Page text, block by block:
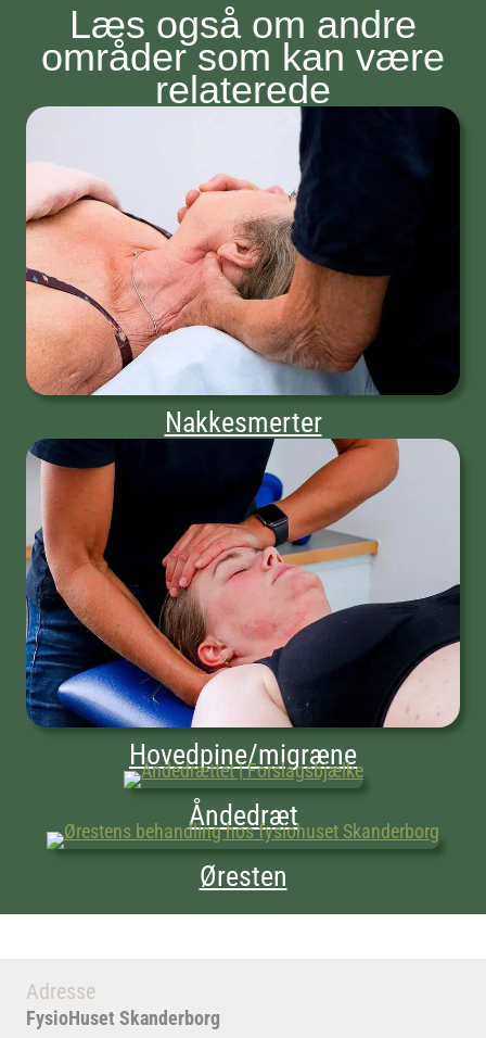
Læs også om andre
områder som kan være
relaterede
Nakkesmerter
Hovedpine/migræne
Åndedræt
Øresten
Adresse
FysioHuset Skanderborg